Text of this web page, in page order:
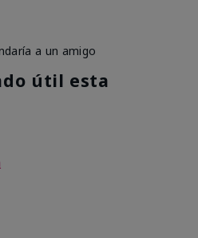
a un amigo
útil esta